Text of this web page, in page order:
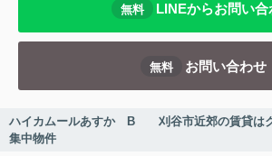
無料 LINEからお問い合
無料 お問い合わせ
ハイカムールあすか B 刈谷市近郊の賃貸はク
集中物件